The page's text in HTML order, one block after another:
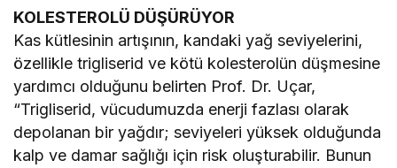
KOLESTEROLÜ DÜŞÜRÜYOR
Kas kütlesinin artışının, kandaki yağ seviyelerini,
özellikle trigliserid ve kötü kolesterolün düşmesine
yardımcı olduğunu belirten Prof. Dr. Uçar,
“Trigliserid, vücudumuzda enerji fazlası olarak
depolanan bir yağdır; seviyeleri yüksek olduğunda
kalp ve damar sağlığı için risk oluşturabilir. Bunun